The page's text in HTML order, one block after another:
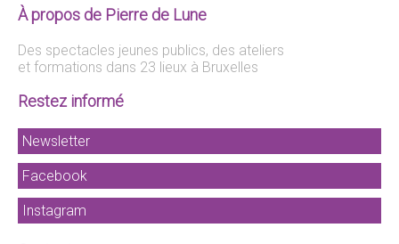
À propos de Pierre de Lune
Des spectacles jeunes publics, des ateliers
et formations dans 23 lieux à Bruxelles
Restez informé
Newsletter
Facebook
Instagram